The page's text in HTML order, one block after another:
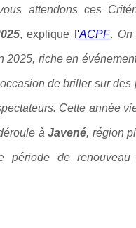
attendons ces
, explique l'ACPF.
2025, riche en
de briller sur des
Cette année
àJavené, région
de renouveau